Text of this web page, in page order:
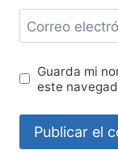
Correo
Guarda mi
este